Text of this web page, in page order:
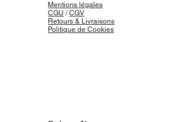
Mentions légales
CGU /CGV
Retours & Livraisons
Politique de Cookies